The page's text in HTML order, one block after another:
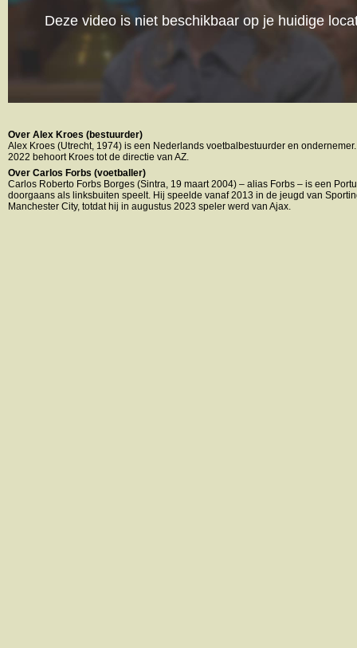
Over Alex Kroes (bestuurder)
Alex Kroes (Utrecht, 1974) is een Nederlands voetbalbestuurder en
2022 behoort Kroes tot de directie van AZ.
Over Carlos Forbs (voetballer)
Carlos Roberto Forbs Borges (Sintra, 19 maart 2004) – alias Forbs – is een
doorgaans als linksbuiten speelt. Hij speelde vanaf 2013 in de jeugd van
Manchester City, totdat hij in augustus 2023 speler werd van Ajax.